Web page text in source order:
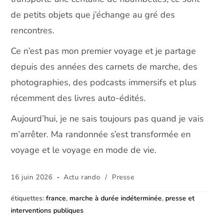
de petits objets que j’échange au gré des
rencontres.
Ce n’est pas mon premier voyage et je partage
depuis des années des carnets de marche, des
photographies, des podcasts immersifs et plus
récemment des livres auto-édités.
Aujourd’hui, je ne sais toujours pas quand je vais
m’arrêter. Ma randonnée s’est transformée en
voyage et le voyage en mode de vie.
Publication
16 juin 2026
Post
Actu rando / Presse
étiquettes:france, marche à durée indéterminée, presse et
interventions publiques